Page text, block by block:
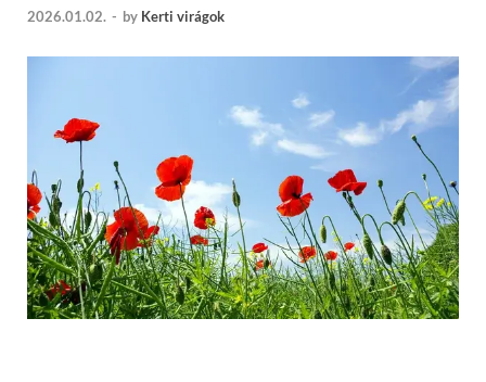
2026.01.02. - by Kerti virágok